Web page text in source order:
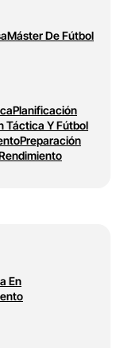
Máster De Fútbol
Planificación
Táctica Y Fútbol
Preparación
En